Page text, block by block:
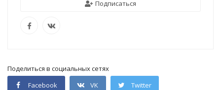
Подписаться
Поделиться в социальных сетях
Facebook
VK Twitter